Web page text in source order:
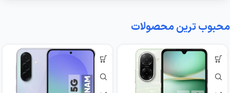
محبوب ترین محصولات